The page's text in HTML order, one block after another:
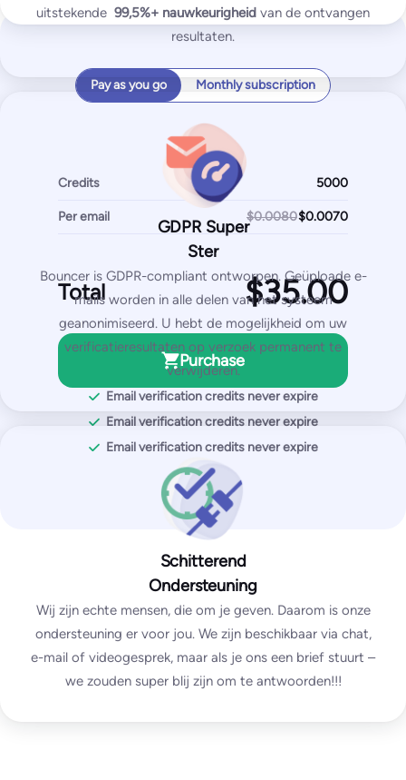
Pay as you go Monthly subscription
Credits
Per email $0.0080
Total
Purchase
Email verification credits never expire
Email verification credits never expire
Email verification credits never expire
Inbox placement tests
IP & domain blocklist tests
DMARK test
Most Popular
Pro
$250/month
test emails
50IPs / domains monitored
Start for free
Inbox placement tests
IP & domain blocklist tests
SPF and DKIM tests
Enterprise
Custom
uitstekende 99,5%+ nauwkeurigheid van de ontvangen
resultaten.
GDPR Super
Ster
Bouncer is GDPR-compliant ontworpen. Geüploade e-
mails worden in alle delen van het systeem
geanonimiseerd. U hebt de mogelijkheid om uw
verificatieresultaten op verzoek permanent te
verwijderen.
Schitterend
Ondersteuning
Wij zijn echte mensen, die om je geven. Daarom is onze
ondersteuning er voor jou. We zijn beschikbaar via chat,
e-mail of videogesprek, maar als je ons een brief stuurt –
we zouden super blij zijn om te antwoorden!!!